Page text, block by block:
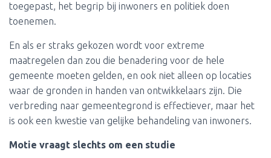
toegepast, het begrip bij inwoners en politiek doen
toenemen.
En als er straks gekozen wordt voor extreme
maatregelen dan zou die benadering voor de hele
gemeente moeten gelden, en ook niet alleen op locaties
waar de gronden in handen van ontwikkelaars zijn. Die
verbreding naar gemeentegrond is effectiever, maar het
is ook een kwestie van gelijke behandeling van inwoners.
Motie vraagt slechts om een studie